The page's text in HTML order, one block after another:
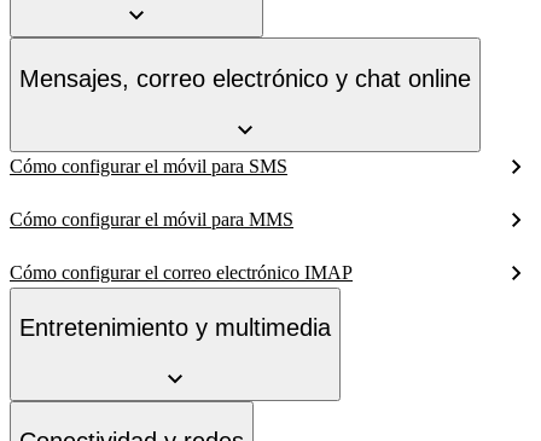
Mensajes, correo electrónico y chat online
Cómo configurar el móvil para SMS
Cómo configurar el móvil para MMS
Cómo configurar el correo electrónico IMAP
Entretenimiento y multimedia